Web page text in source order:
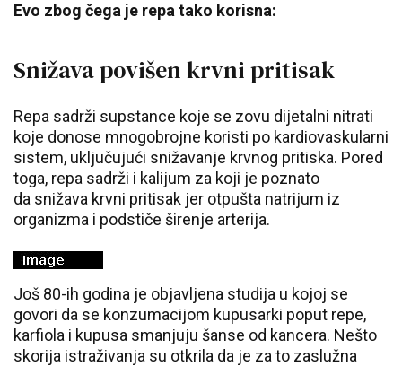
Evo zbog čega je repa tako korisna:
Snižava povišen krvni pritisak
Repa sadrži supstance koje se zovu dijetalni nitrati
koje donose mnogobrojne koristi po kardiovaskularni
sistem, uključujući snižavanje krvnog pritiska. Pored
toga, repa sadrži i kalijum za koji je poznato
da snižava krvni pritisak jer otpušta natrijum iz
organizma i podstiče širenje arterija.
Još 80-ih godina je objavljena studija u kojoj se
govori da se konzumacijom kupusarki poput repe,
karfiola i kupusa smanjuju šanse od kancera. Nešto
skorija istraživanja su otkrila da je za to zaslužna